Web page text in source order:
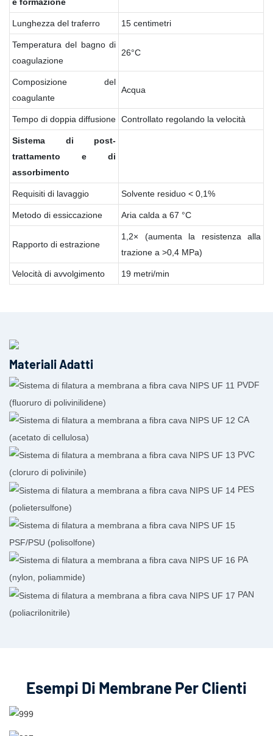
Lunghezza del traferro 15 centimetri
Temperatura del bagno di
coagulazione
26°C
Composizione del
coagulante
Acqua
Tempo di doppia diffusione Controllato regolando la velocità
Sistema di
post-
trattamento e
di
assorbimento
Requisiti di lavaggio Solvente residuo < 0,1%
Metodo di essiccazione Aria calda a 67 °C
Rapporto di estrazione
1,2× (aumenta la resistenza alla
trazione a >0,4 MPa)
Velocità di avvolgimento 19 metri/min
Materiali Adatti
PVDF
(fluoruro di polivinilidene)
CA
(acetato di cellulosa)
PVC
(cloruro di polivinile)
PES
(polietersulfone)
PSF/PSU (polisolfone)
PA
(nylon, poliammide)
PAN
(poliacrilonitrile)
Esempi Di Membrane Per Clienti